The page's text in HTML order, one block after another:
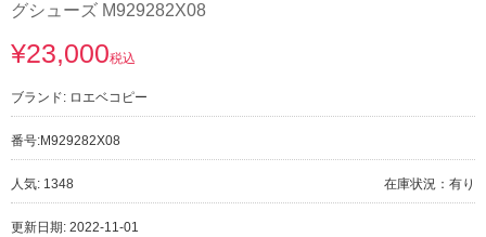
グシューズ M929282X08
¥23,000税込
ブランド: ロエベコピー
番号:M929282X08
人気: 1348 在庫状況：有り
更新日期: 2022-11-01